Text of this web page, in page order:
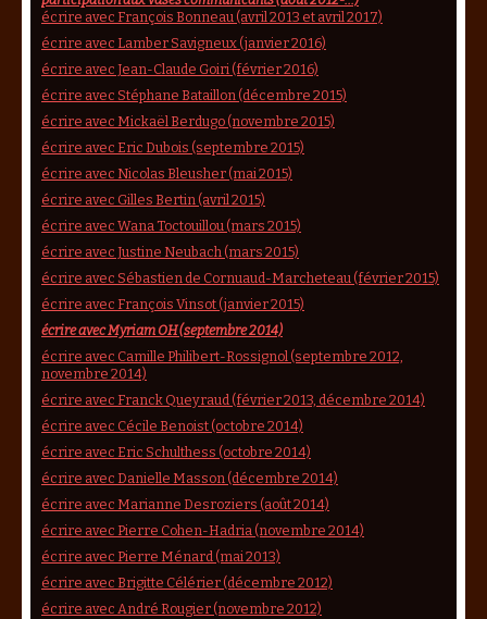
écrire avec François Bonneau (avril 2013 et avril 2017)
écrire avec Lamber Savigneux (janvier 2016)
écrire avec Jean-Claude Goiri (février 2016)
écrire avec Stéphane Bataillon (décembre 2015)
écrire avec Mickaël Berdugo (novembre 2015)
écrire avec Eric Dubois (septembre 2015)
écrire avec Nicolas Bleusher (mai 2015)
écrire avec Gilles Bertin (avril 2015)
écrire avec Wana Toctouillou (mars 2015)
écrire avec Justine Neubach (mars 2015)
écrire avec Sébastien de Cornuaud-Marcheteau (février 2015)
écrire avec François Vinsot (janvier 2015)
écrire avec Myriam OH (septembre 2014)
écrire avec Camille Philibert-Rossignol (septembre 2012,
novembre 2014)
écrire avec Franck Queyraud (février 2013, décembre 2014)
écrire avec Cécile Benoist (octobre 2014)
écrire avec Eric Schulthess (octobre 2014)
écrire avec Danielle Masson (décembre 2014)
écrire avec Marianne Desroziers (août 2014)
écrire avec Pierre Cohen-Hadria (novembre 2014)
écrire avec Pierre Ménard (mai 2013)
écrire avec Brigitte Célérier (décembre 2012)
écrire avec André Rougier (novembre 2012)